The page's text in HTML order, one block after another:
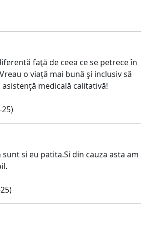
faţă de ceea ce se petrece în
o viață mai bună şi inclusiv să
medicală calitativă!
si eu patita.Si din cauza asta am